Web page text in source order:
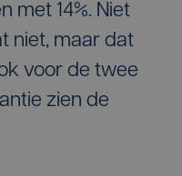
met 14%. Niet
niet, maar dat
voor de twee
zien de